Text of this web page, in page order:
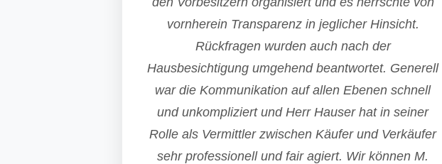
vornherein Transparenz in jeglicher Hinsicht.
Rückfragen wurden auch nach der
Hausbesichtigung umgehend beantwortet. Generell
war die Kommunikation auf allen Ebenen schnell
und unkompliziert und Herr Hauser hat in seiner
Rolle als Vermittler zwischen Käufer und Verkäufer
sehr professionell und fair agiert. Wir können M.